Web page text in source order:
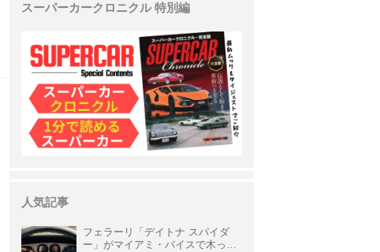
スーパーカークロニクル 特別編
人気記事
フェラーリ「デイトナ スパイダ
ー」がマイアミ・バイスで木っ端